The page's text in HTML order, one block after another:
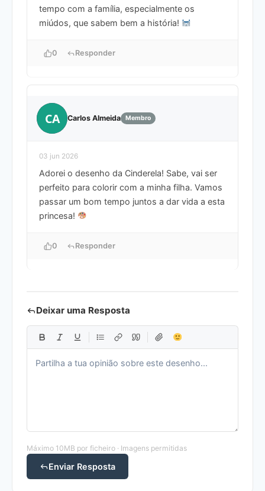
tempo com a família, especialmente os
miúdos, que sabem bem a história!
0 Responder
CA Carlos Almeida Membro
03 jun 2026
Adorei o desenho da Cinderela! Sabe, vai ser
perfeito para colorir com a minha filha. Vamos
passar um bom tempo juntos a dar vida a esta
princesa!
0 Responder
Deixar uma Resposta
Máximo 10MB por ficheiro · Imagens permitidas
Enviar Resposta